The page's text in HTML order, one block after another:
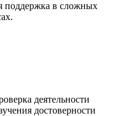
поддержка в сложных
деятельности
достоверности